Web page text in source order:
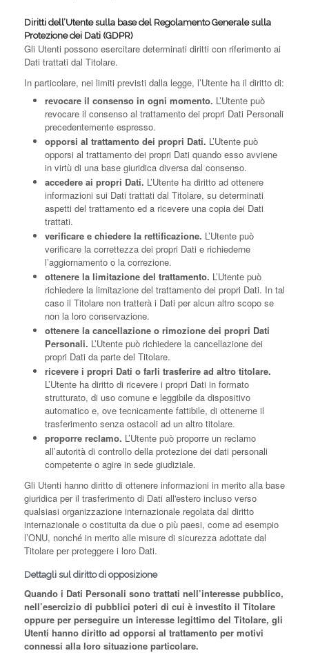
Diritti dell’Utente sulla base del Regolamento Generale sulla
Protezione dei Dati (GDPR)
Gli Utenti possono esercitare determinati diritti con riferimento ai
Dati trattati dal Titolare.
In particolare, nei limiti previsti dalla legge, l’Utente ha il diritto di:
revocare il consenso in ogni momento. L’Utente può
revocare il consenso al trattamento dei propri Dati Personali
precedentemente espresso.
opporsi al trattamento dei propri Dati. L’Utente può
opporsi al trattamento dei propri Dati quando esso avviene
in virtù di una base giuridica diversa dal consenso.
accedere ai propri Dati. L’Utente ha diritto ad ottenere
informazioni sui Dati trattati dal Titolare, su determinati
aspetti del trattamento ed a ricevere una copia dei Dati
trattati.
verificare e chiedere la rettificazione. L’Utente può
verificare la correttezza dei propri Dati e richiederne
l’aggiornamento o la correzione.
ottenere la limitazione del trattamento. L’Utente può
richiedere la limitazione del trattamento dei propri Dati. In tal
caso il Titolare non tratterà i Dati per alcun altro scopo se
non la loro conservazione.
ottenere la cancellazione o rimozione dei propri Dati
Personali. L’Utente può richiedere la cancellazione dei
propri Dati da parte del Titolare.
ricevere i propri Dati o farli trasferire ad altro titolare.
L’Utente ha diritto di ricevere i propri Dati in formato
strutturato, di uso comune e leggibile da dispositivo
automatico e, ove tecnicamente fattibile, di ottenerne il
trasferimento senza ostacoli ad un altro titolare.
proporre reclamo. L’Utente può proporre un reclamo
all’autorità di controllo della protezione dei dati personali
competente o agire in sede giudiziale.
Gli Utenti hanno diritto di ottenere informazioni in merito alla base
giuridica per il trasferimento di Dati all'estero incluso verso
qualsiasi organizzazione internazionale regolata dal diritto
internazionale o costituita da due o più paesi, come ad esempio
l’ONU, nonché in merito alle misure di sicurezza adottate dal
Titolare per proteggere i loro Dati.
Dettagli sul diritto di opposizione
Quando i Dati Personali sono trattati nell’interesse pubblico,
nell’esercizio di pubblici poteri di cui è investito il Titolare
oppure per perseguire un interesse legittimo del Titolare, gli
Utenti hanno diritto ad opporsi al trattamento per motivi
connessi alla loro situazione particolare.